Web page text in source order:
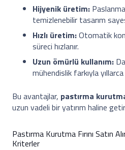
Hijyenik üretim:
temizlenebilir tasarım
Hızlı üretim:Otomatik
süreci hızlanır.
Uzun ömürlü kullanım:
mühendislik farkıyla yıllarca
Bu avantajlar, pastırma
uzun vadeli bir yatırım haline
Pastırma Kurutma Fırını Satın
Kriterler